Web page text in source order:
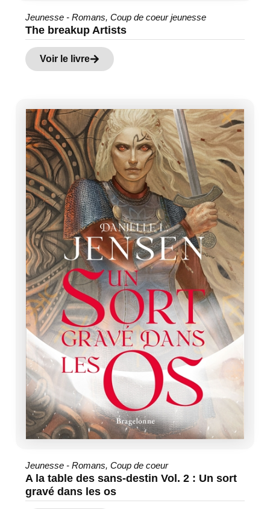
Jeunesse - Romans, Coup de coeur jeunesse
The breakup Artists
Voir le livre
Jeunesse - Romans, Coup de coeur
A la table des sans-destin Vol. 2 : Un sort
gravé dans les os